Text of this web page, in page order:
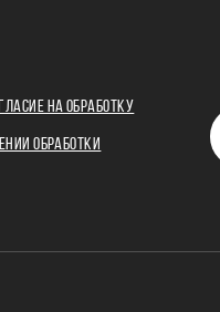
НА ОБРАБОТКУ
ОБРАБОТКИ